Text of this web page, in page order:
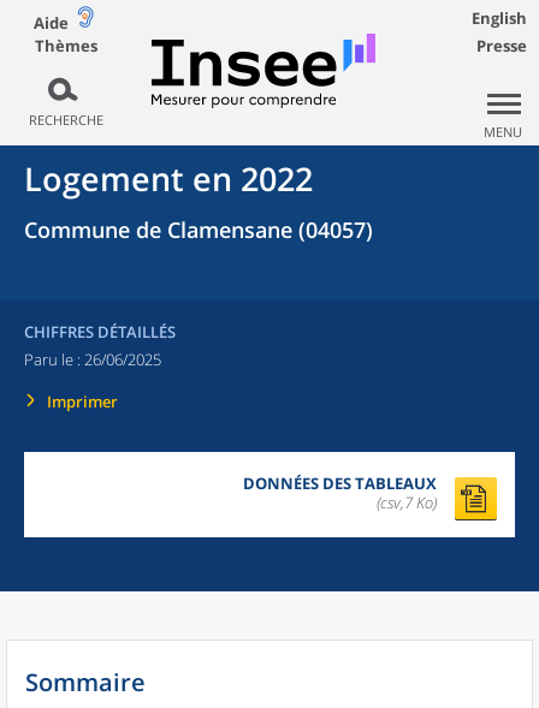
Aide
Thèmes
RECHERCHE
English
Presse
MENU
Logement en 2022
Commune de Clamensane (04057)
CHIFFRES DÉTAILLÉS
Paru le : 26/06/2025
Imprimer
DONNÉES DES TABLEAUX
(csv,7 Ko)
Sommaire